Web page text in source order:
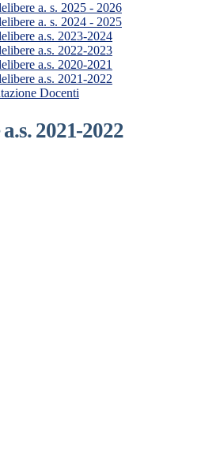
a. s. 2025 - 2026
a. s. 2024 - 2025
a.s. 2023-2024
a.s. 2022-2023
a.s. 2020-2021
a.s. 2021-2022
Docenti
2021-2022